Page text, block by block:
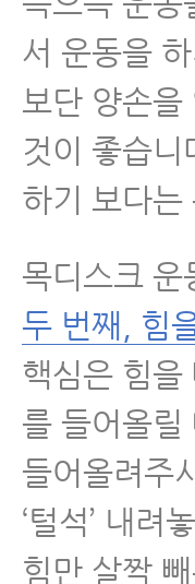
척추유합
척추운동법
섬유근육통
수술 후 통
근육파열
디스크 내
서 운동을
보단 양손을
것이 좋습
하기 보다는
목디스크 운
두 번째, 힘
핵심은 힘
를 들어올릴
들어올려주
‘털석’ 내려
힘만 살짝